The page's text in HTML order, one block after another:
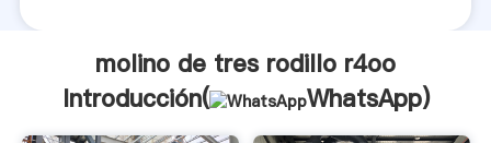
molino de tres rodillo r4oo
Introducción(
WhatsApp)